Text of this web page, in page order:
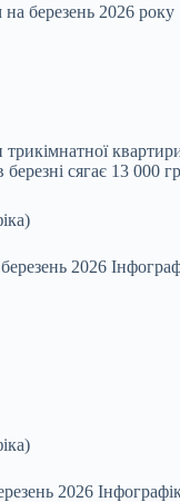
березень 2026 року
сягає 13 000
2026
2026